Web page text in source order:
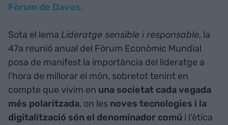
Fòrum de Davos.
Sota el lema Lideratge sensible i responsable, la
47a reunió anual del Fòrum Econòmic Mundial
posa de manifest la importància del lideratge a
l'hora de millorar el món, sobretot tenint en
compte que vivim en una societat cada vegada
més polaritzada, on les noves tecnologies i la
digitalització són el denominador comú i l'ètica